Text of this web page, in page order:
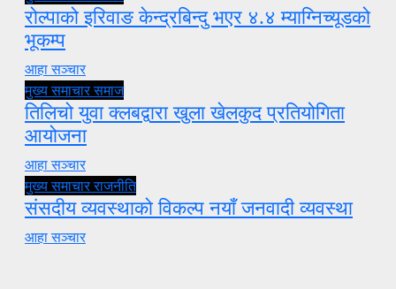
रोल्पाको इरिवाङ केन्द्रबिन्दु भएर ४.४ म्याग्निच्यूडको
भूकम्प
आहा सञ्चार
मुख्य समाचारसमाज
तिलिचो युवा क्लबद्वारा खुला खेलकुद प्रतियोगिता
आयोजना
आहा सञ्चार
मुख्य समाचारराजनीति
संसदीय व्यवस्थाको विकल्प नयाँ जनवादी व्यवस्था
आहा सञ्चार